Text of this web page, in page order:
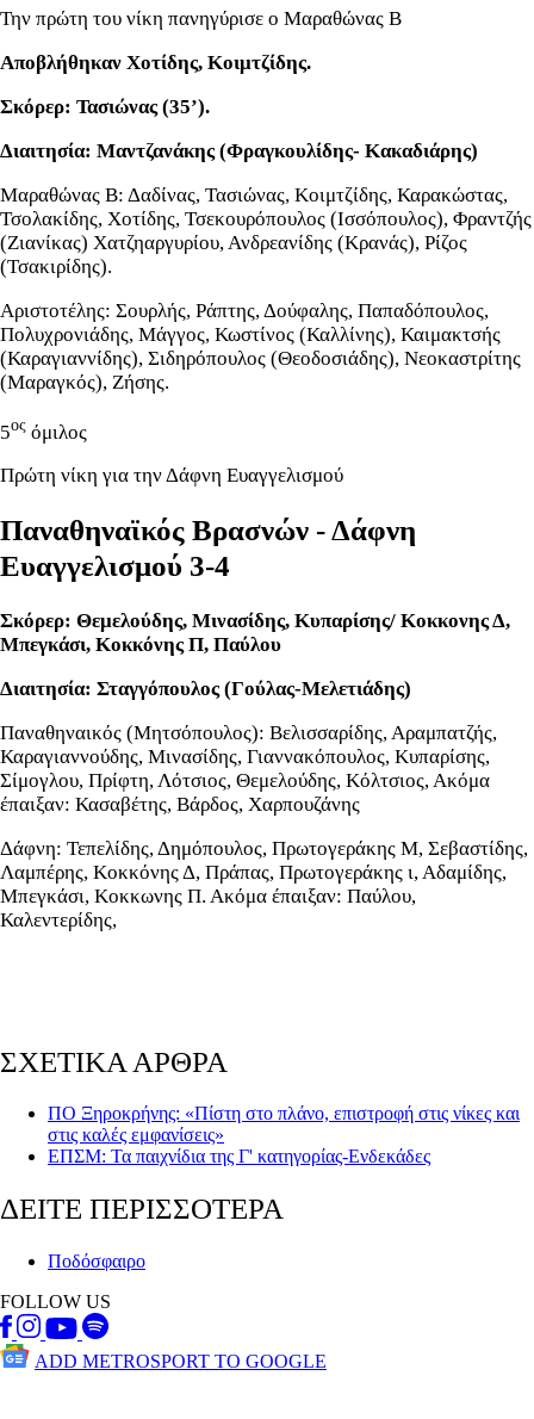
Την πρώτη του νίκη πανηγύρισε ο Μαραθώνας Β
Αποβλήθηκαν Χοτίδης, Κοιμτζίδης.
Σκόρερ: Τασιώνας (35’).
Διαιτησία: Μαντζανάκης (Φραγκουλίδης- Κακαδιάρης)
Μαραθώνας Β: Δαδίνας, Τασιώνας, Κοιμτζίδης, Καρακώστας,
Τσολακίδης, Χοτίδης, Τσεκουρόπουλος (Ισσόπουλος), Φραντζής
(Ζιανίκας) Χατζηαργυρίου, Ανδρεανίδης (Κρανάς), Ρίζος
(Τσακιρίδης).
Αριστοτέλης: Σουρλής, Ράπτης, Δούφαλης, Παπαδόπουλος,
Πολυχρονιάδης, Μάγγος, Κωστίνος (Καλλίνης), Καιμακτσής
(Καραγιαννίδης), Σιδηρόπουλος (Θεοδοσιάδης), Νεοκαστρίτης
(Μαραγκός), Ζήσης.
5ος όμιλος
Πρώτη νίκη για την Δάφνη Ευαγγελισμού
Παναθηναϊκός Βρασνών - Δάφνη
Ευαγγελισμού 3-4
Σκόρερ: Θεμελούδης, Μινασίδης, Κυπαρίσης/ Κοκκονης Δ,
Μπεγκάσι, Κοκκόνης Π, Παύλου
Διαιτησία: Σταγγόπουλος (Γούλας-Μελετιάδης)
Παναθηναικός (Μητσόπουλος): Βελισσαρίδης, Αραμπατζής,
Καραγιαννούδης, Μινασίδης, Γιαννακόπουλος, Κυπαρίσης,
Σίμογλου, Πρίφτη, Λότσιος, Θεμελούδης, Κόλτσιος, Ακόμα
έπαιξαν: Κασαβέτης, Βάρδος, Χαρπουζάνης
Δάφνη: Τεπελίδης, Δημόπουλος, Πρωτογεράκης Μ, Σεβαστίδης,
Λαμπέρης, Κοκκόνης Δ, Πράπας, Πρωτογεράκης ι, Αδαμίδης,
Μπεγκάσι, Κοκκωνης Π. Ακόμα έπαιξαν: Παύλου,
Καλεντερίδης,
ΣΧΕΤΙΚΑ ΑΡΘΡΑ
ΠΟ Ξηροκρήνης: «Πίστη στο πλάνο, επιστροφή στις νίκες και
στις καλές εμφανίσεις»
ΕΠΣΜ: Τα παιχνίδια της Γ' κατηγορίας-Ενδεκάδες
ΔΕΙΤΕ ΠΕΡΙΣΣΟΤΕΡΑ
Ποδόσφαιρο
FOLLOW US
ADD METROSPORT TO GOOGLE